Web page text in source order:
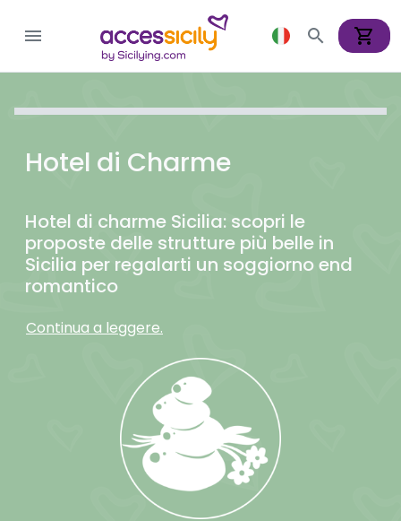
menu search shopping_cart
Hotel di Charme
Hotel di charme Sicilia: scopri le
proposte delle strutture più belle in
Sicilia per regalarti un soggiorno end
romantico
Continua a leggere.